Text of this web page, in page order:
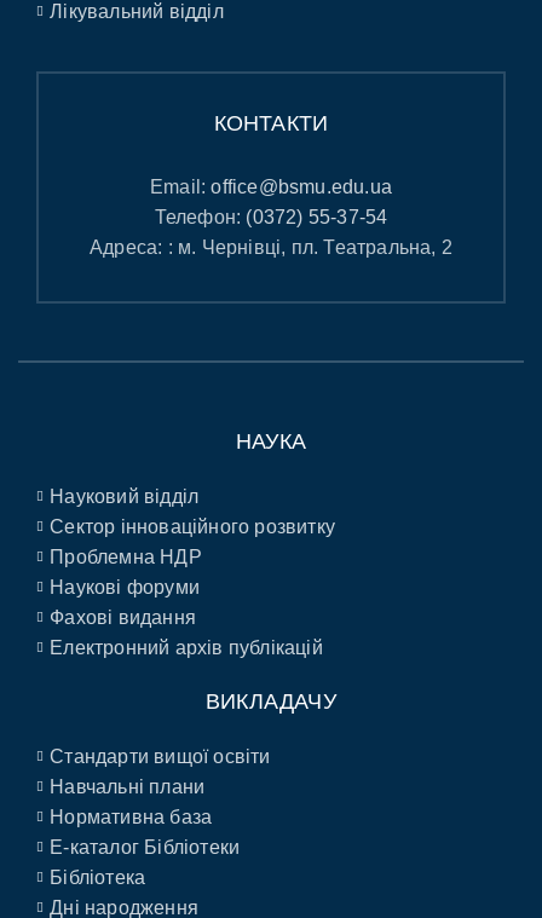
Лікувальний відділ
КОНТАКТИ
Email:office@bsmu.edu.ua
Телефон: (0372) 55-37-54
Адреса: : м. Чернівці, пл. Театральна, 2
НАУКА
Науковий відділ
Сектор інноваційного розвитку
Проблемна НДР
Наукові форуми
Фахові видання
Електронний архів публікацій
ВИКЛАДАЧУ
Стандарти вищої освіти
Навчальні плани
Нормативна база
E-каталог Бібліотеки
Бібліотека
Дні народження